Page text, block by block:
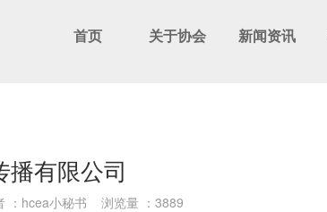
首页 关于协会 新闻资讯
播有限公司
：hcea小秘书 浏览量 ： 3889